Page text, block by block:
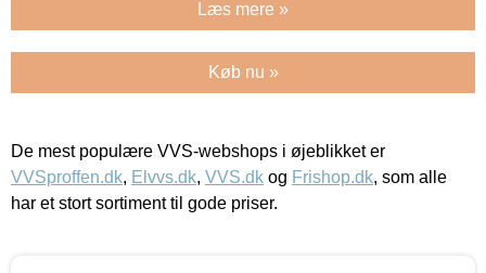
Læs mere »
Køb nu »
De mest populære VVS-webshops i øjeblikket er
VVSproffen.dk, Elvvs.dk, VVS.dk og Frishop.dk, som alle
har et stort sortiment til gode priser.